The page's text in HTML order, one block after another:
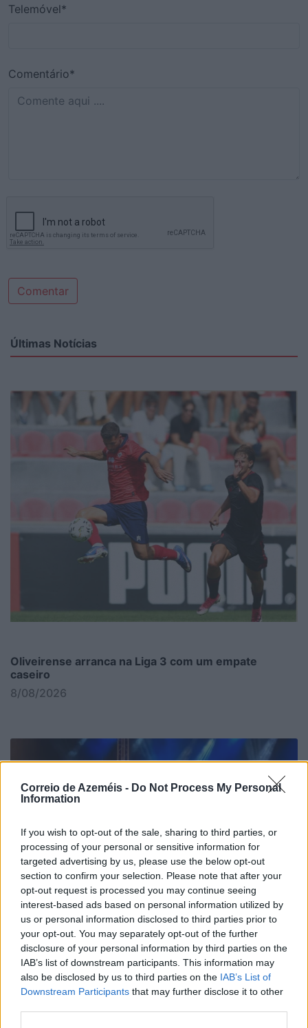
Correio de Azeméis - Do Not Process My Personal
Information
If you wish to opt-out of the sale, sharing to third parties, or
processing of your personal or sensitive information for
targeted advertising by us, please use the below opt-out
section to confirm your selection. Please note that after your
opt-out request is processed you may continue seeing
interest-based ads based on personal information utilized by
us or personal information disclosed to third parties prior to
your opt-out. You may separately opt-out of the further
disclosure of your personal information by third parties on the
IAB’s list of downstream participants. This information may
also be disclosed by us to third parties on the IAB’s List of
Downstream Participants that may further disclose it to other
Telemóvel*
Comentário*
Comentar
Últimas Notícias
Oliveirense arranca na Liga 3 com um empate
caseiro
8/08/2026
Bombocas animam noite do emigrante das Festas de
La Salette
8/08/2026